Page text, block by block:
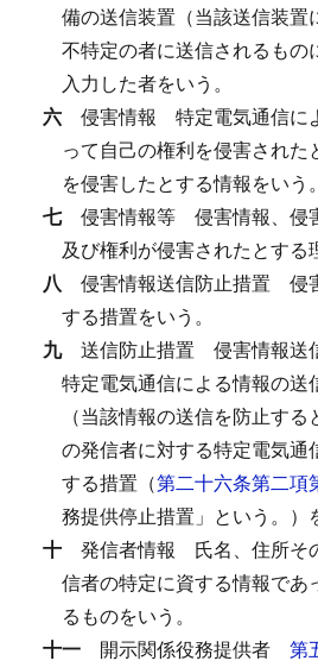
備の送信装置（当該送信装置
不特定の者に送信されるもの
入力した者をいう。
六 侵害情報
特定電気通信に
って自己の権利を侵害された
を侵害したとする情報をいう。
七 侵害情報等
侵害情報、侵
及び権利が侵害されたとする
八 侵害情報送信防止措置
侵
する措置をいう。
九 送信防止措置
侵害情報送
特定電気通信による情報の送
（当該情報の送信を防止す
の発信者に対する特定電気通
する措置（第二十六条第二項
務提供停止措置」という。）
十 発信者情報
氏名、住所そ
信者の特定に資する情報であ
るものをいう。
十一 開示関係役務提供者 第